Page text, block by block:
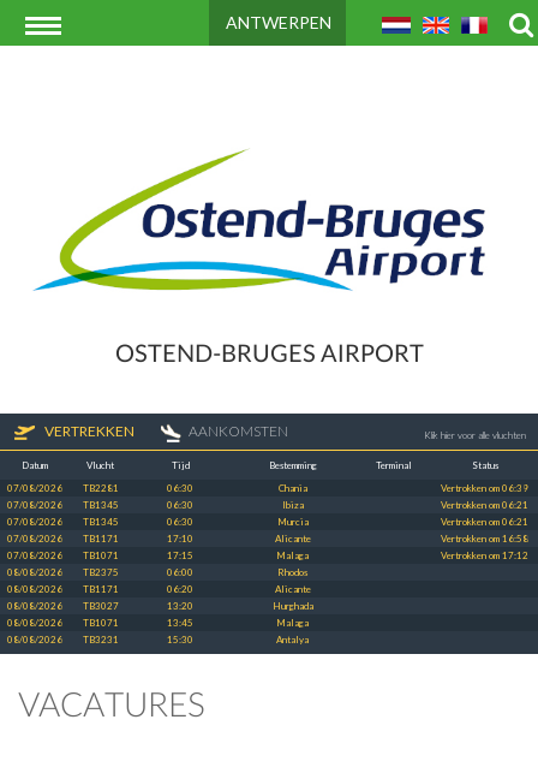
ANTWERPEN
OSTEND-BRUGES AIRPORT
VERTREKKEN AANKOMSTEN Klik hier voor alle vluchten
Datum Vlucht Tijd Bestemming Terminal
Status
07/08/2026
TB2281 06:30 Chania
Vertrokken om 06:39
07/08/2026
TB1345 06:30 Ibiza
Vertrokken om 06:21
07/08/2026
TB1345 06:30 Murcia
Vertrokken om 06:21
07/08/2026
TB1171 17:10 Alicante
Vertrokken om 16:58
07/08/2026
TB1071 17:15 Malaga
Vertrokken om 17:12
08/08/2026
TB2375 06:00
Rhodos
08/08/2026
TB1171 06:20
Alicante
08/08/2026
TB3027 13:20
Hurghada
08/08/2026
TB1071 13:45
Malaga
08/08/2026
TB3231 15:30 Antalya
VACATURES